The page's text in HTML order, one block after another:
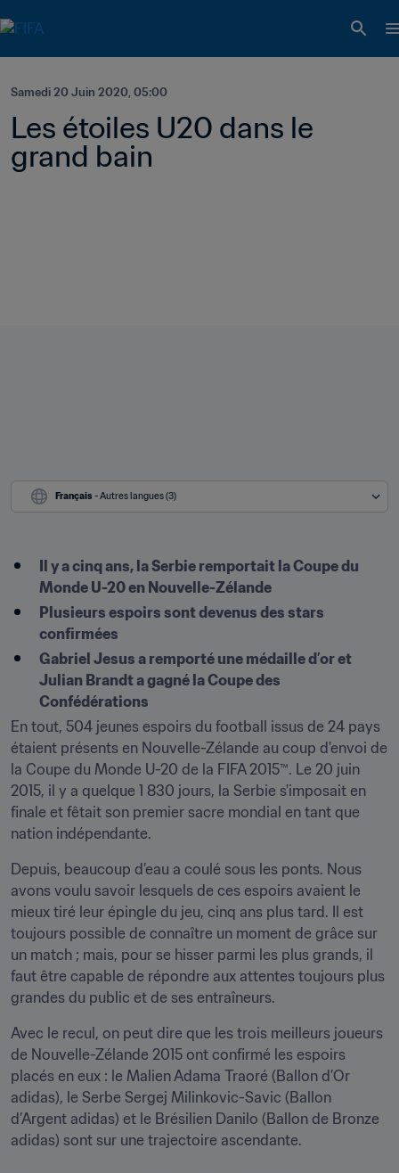
Samedi 20 Juin 2020, 05:00
Les étoiles U20 dans le
grand bain
Français - Autres langues (3)
Il y a cinq ans, la Serbie remportait la Coupe du
Monde U-20 en Nouvelle-Zélande
Plusieurs espoirs sont devenus des stars
confirmées
Gabriel Jesus a remporté une médaille d’or et
Julian Brandt a gagné la Coupe des
Confédérations
En tout, 504 jeunes espoirs du football issus de 24 pays
étaient présents en Nouvelle-Zélande au coup d'envoi de
la Coupe du Monde U-20 de la FIFA 2015™. Le 20 juin
2015, il y a quelque 1 830 jours, la Serbie s'imposait en
finale et fêtait son premier sacre mondial en tant que
nation indépendante.
Depuis, beaucoup d’eau a coulé sous les ponts. Nous
avons voulu savoir lesquels de ces espoirs avaient le
mieux tiré leur épingle du jeu, cinq ans plus tard. Il est
toujours possible de connaître un moment de grâce sur
un match ; mais, pour se hisser parmi les plus grands, il
faut être capable de répondre aux attentes toujours plus
grandes du public et de ses entraîneurs.
Avec le recul, on peut dire que les trois meilleurs joueurs
de Nouvelle-Zélande 2015 ont confirmé les espoirs
placés en eux : le Malien Adama Traoré (Ballon d’Or
adidas), le Serbe Sergej Milinkovic-Savic (Ballon
d’Argent adidas) et le Brésilien Danilo (Ballon de Bronze
adidas) sont sur une trajectoire ascendante.